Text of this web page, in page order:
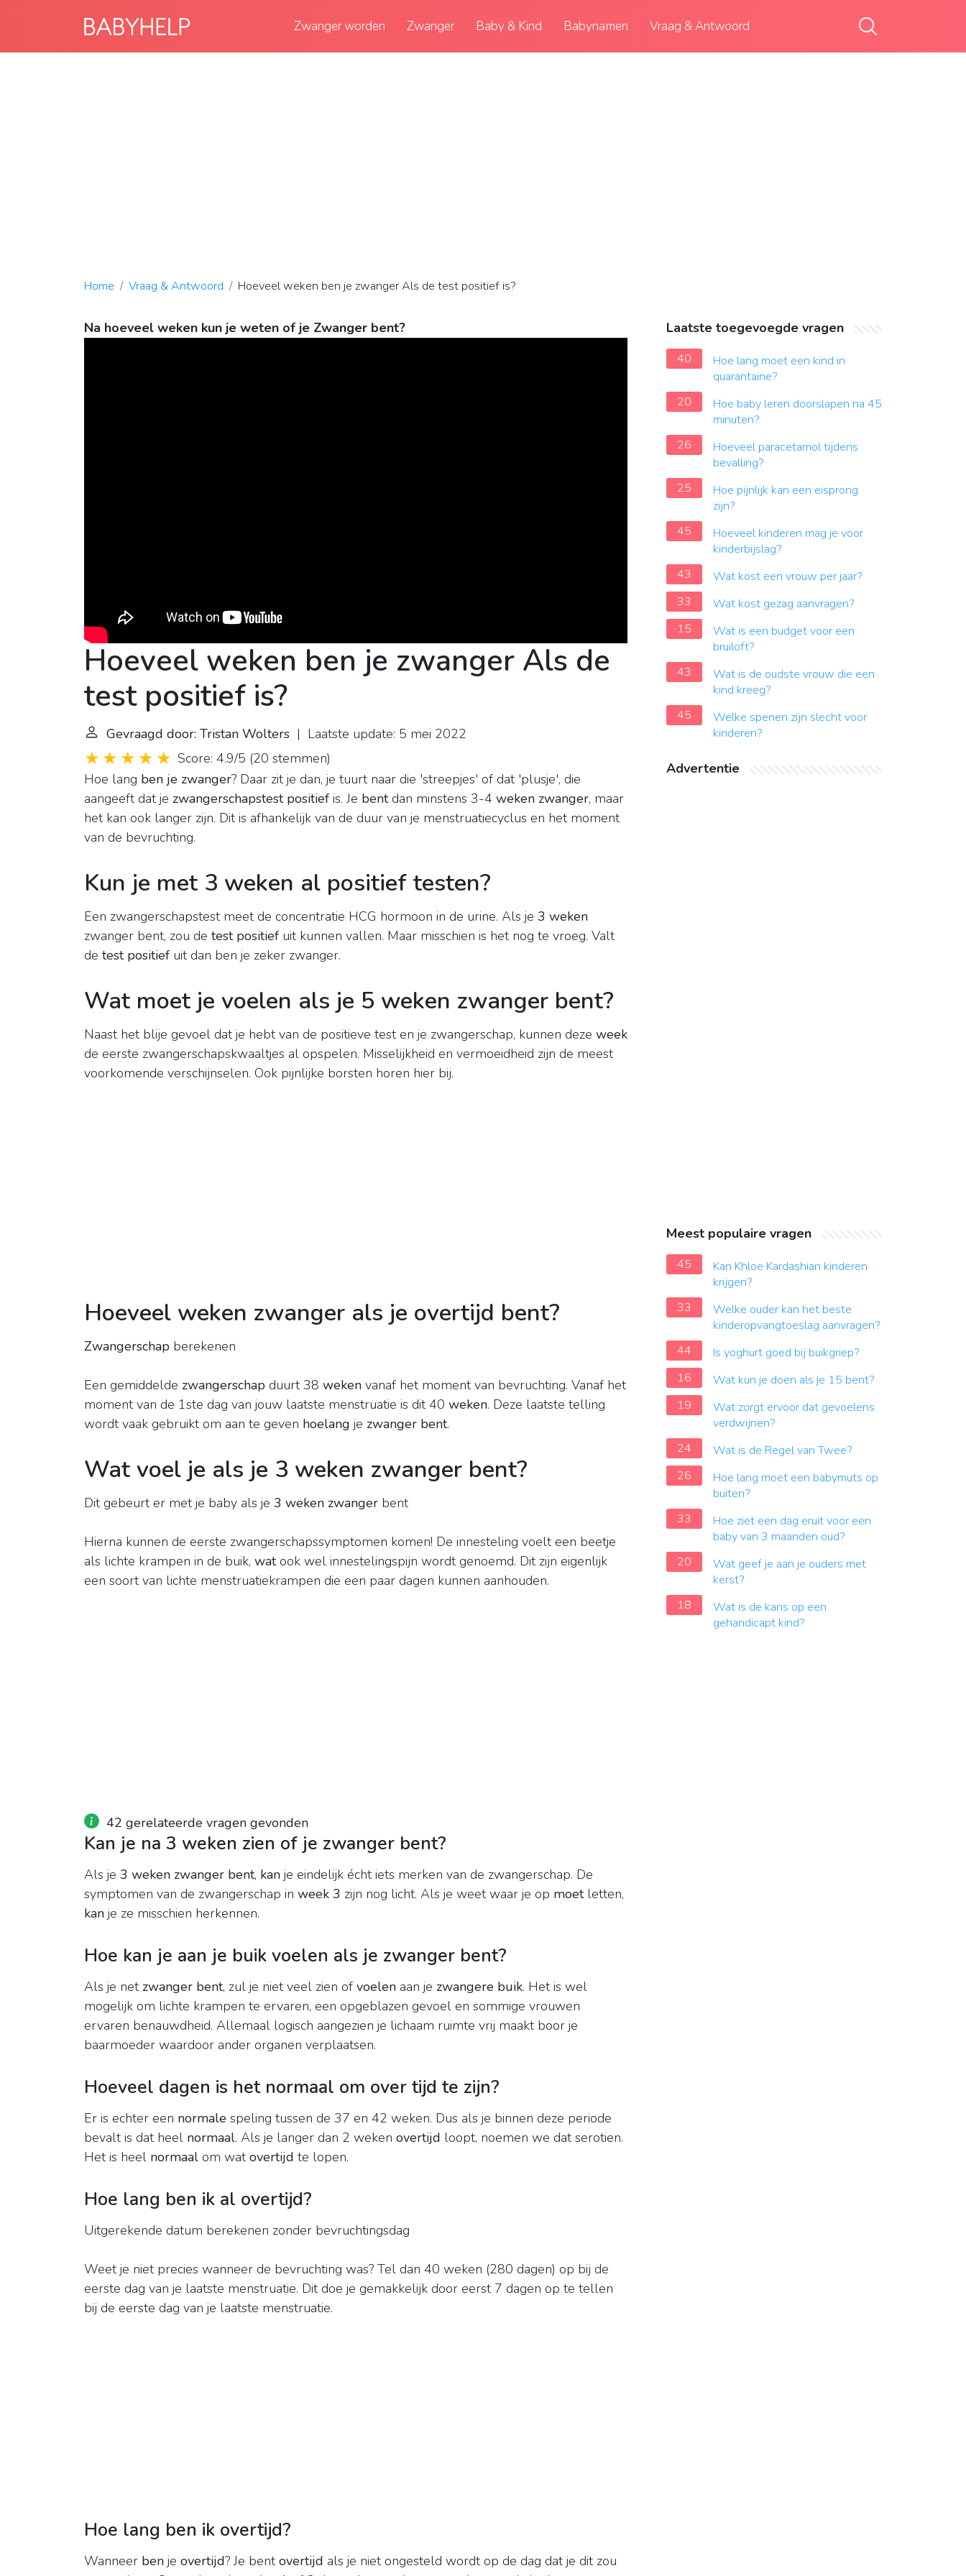
Zwanger worden Zwanger Baby & Kind Babynamen Vraag & Antwoord
Home Vraag & Antwoord Hoeveel weken ben je zwanger Als de test positief is?
Na hoeveel weken kun je weten of je Zwanger bent?
Hoeveel weken ben je zwanger Als de
test positief is?
Gevraagd door: Tristan Wolters | Laatste update: 5 mei 2022
Score: 4.9/5 (20 stemmen)
Hoe lang ben je zwanger? Daar zit je dan, je tuurt naar die 'streepjes' of dat 'plusje', die
aangeeft dat je zwangerschapstest positief is. Je bentdan minstens 3-4 weken zwanger, maar
het kan ook langer zijn. Dit is afhankelijk van de duur van je menstruatiecyclus en het moment
van de bevruchting.
Kun je met 3 weken al positief testen?
Een zwangerschapstest meet de concentratie HCG hormoon in de urine. Als je 3 weken
zwanger bent, zou de test positief uit kunnen vallen. Maar misschien is het nog te vroeg. Valt
de test positief uit dan ben je zeker zwanger.
Wat moet je voelen als je 5 weken zwanger bent?
Naast het blije gevoel dat je hebt van de positieve test en je zwangerschap, kunnen deze week
de eerste zwangerschapskwaaltjes al opspelen. Misselijkheid en vermoeidheid zijn de meest
voorkomende verschijnselen. Ook pijnlijke borsten horen hier bij.
Hoeveel weken zwanger als je overtijd bent?
Zwangerschap berekenen
Een gemiddelde zwangerschap duurt 38 weken vanaf het moment van bevruchting. Vanaf het
moment van de 1ste dag van jouw laatste menstruatie is dit 40 weken. Deze laatste telling
wordt vaak gebruikt om aan te geven hoelang je zwanger bent.
Wat voel je als je 3 weken zwanger bent?
Dit gebeurt er met je baby als je 3 weken zwanger bent
Hierna kunnen de eerste zwangerschapssymptomen komen! De innesteling voelt een beetje
als lichte krampen in de buik, watook wel innestelingspijn wordt genoemd. Dit zijn eigenlijk
een soort van lichte menstruatiekrampen die een paar dagen kunnen aanhouden.
42 gerelateerde vragen gevonden
Kan je na 3 weken zien of je zwanger bent?
Als je 3 weken zwanger bent, kan je eindelijk écht iets merken van de zwangerschap. De
symptomen van de zwangerschap in week 3 zijn nog licht. Als je weet waar je op moetletten,
kan je ze misschien herkennen.
Hoe kan je aan je buik voelen als je zwanger bent?
Als je net zwanger bent, zul je niet veel zien of voelen aan je zwangere buik. Het is wel
mogelijk om lichte krampen te ervaren, een opgeblazen gevoel en sommige vrouwen
ervaren benauwdheid. Allemaal logisch aangezien je lichaam ruimte vrij maakt boor je
baarmoeder waardoor ander organen verplaatsen.
Hoeveel dagen is het normaal om over tijd te zijn?
Er is echter een normale speling tussen de 37 en 42 weken. Dus als je binnen deze periode
bevalt is dat heel normaal. Als je langer dan 2 weken overtijd loopt, noemen we dat serotien.
Het is heel normaal om watovertijd te lopen.
Hoe lang ben ik al overtijd?
Uitgerekende datum berekenen zonder bevruchtingsdag
Weet je niet precies wanneer de bevruchting was? Tel dan 40 weken (280 dagen) op bij de
eerste dag van je laatste menstruatie. Dit doe je gemakkelijk door eerst 7 dagen op te tellen
bij de eerste dag van je laatste menstruatie.
Hoe lang ben ik overtijd?
Wanneer ben je overtijd? Je bentovertijd als je niet ongesteld wordt op de dag dat je dit zou
Laatste toegevoegde vragen
40
Hoe lang moet een kind in
quarantaine?
20
Hoe baby leren doorslapen na 45
minuten?
26
Hoeveel paracetamol tijdens
bevalling?
25
Hoe pijnlijk kan een eisprong
zijn?
45
Hoeveel kinderen mag je voor
kinderbijslag?
43
Wat kost een vrouw per jaar?
33
Wat kost gezag aanvragen?
15
Wat is een budget voor een
bruiloft?
43
Wat is de oudste vrouw die een
kind kreeg?
45
Welke spenen zijn slecht voor
kinderen?
Advertentie
Meest populaire vragen
45
Kan Khloe Kardashian kinderen
krijgen?
33
Welke ouder kan het beste
kinderopvangtoeslag aanvragen?
44
Is yoghurt goed bij buikgriep?
16
Wat kun je doen als je 15 bent?
19
Wat zorgt ervoor dat gevoelens
verdwijnen?
24
Wat is de Regel van Twee?
26
Hoe lang moet een babymuts op
buiten?
33
Hoe ziet een dag eruit voor een
baby van 3 maanden oud?
20
Wat geef je aan je ouders met
kerst?
18
Wat is de kans op een
gehandicapt kind?